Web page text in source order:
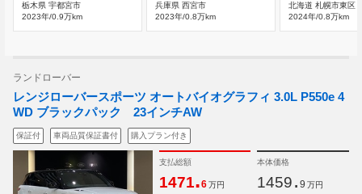
栃木県 宇都宮市
2023年/0.9万km
兵庫県 西宮市
2023年/0.8万km
北海道 札幌市東区
2024年/0.8万km
ランドローバー
レンジローバースポーツ オートバイオグラフィ 3.0L P550e 4
WD ブラックパック 23インチAW
保証付 車両品質保証書付 購入プラン付き
支払総額
1471.6 万円
本体価格
1459. 9 万円